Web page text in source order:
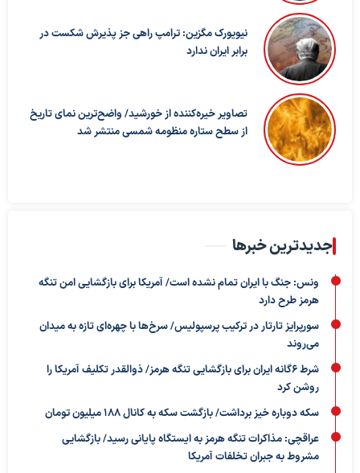
نیویورک مگزین: ترامپ راهی جز پذیرش شکست در
برابر ایران ندارد
تصاویر خیره‌کننده از خورشید/ واضح‌ترین نمای تاریخ
از سطح ستاره منظومه شمسی منتشر شد
جدیدترین خبرها
ونس: جنگ با ایران تمام نشده است/ آمریکا برای بازگشایی امن تنگه
هرمز طرح دارد
سورپرایز تارتار در ترکیب پرسپولیس/ سرخ‌ها با چهره‌ای تازه به میدان
می‌روند
شرط ۶گانه ایران برای بازگشایی تنگه هرمز/ ذوالقدر تکلیف آمریکا را
روشن کرد
سکه دوباره خیز برداشت/ بازگشت سکه به کانال ۱۸۸ میلیون تومان
عراقچی: مذاکرات تنگه هرمز به ایستگاه پایانی رسید/ بازگشایی
مشروط به جبران تخلفات آمریکا